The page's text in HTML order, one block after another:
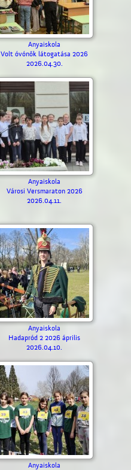
Anyaiskola
Volt óvónők látogatása 2026
2026.04.30.
Anyaiskola
Városi Versmaraton 2026
2026.04.11.
Anyaiskola
Hadapród 2 2026 április
2026.04.10.
Anyaiskola